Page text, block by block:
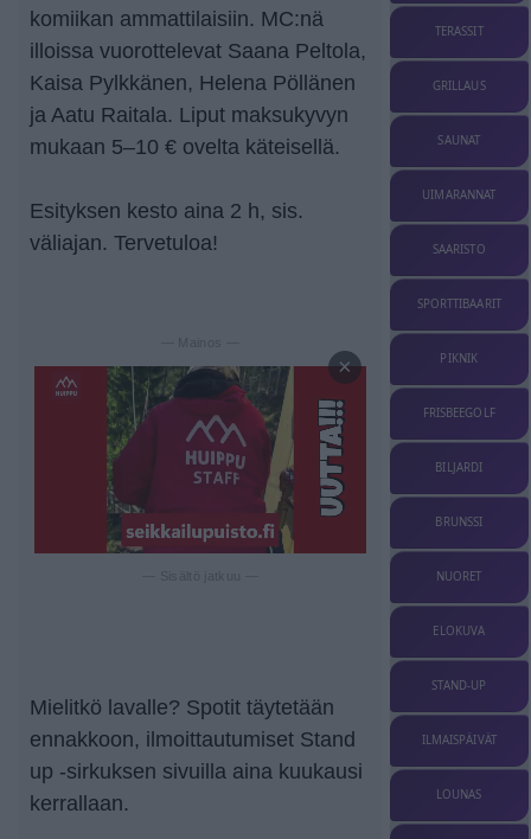
komiikan ammattilaisiin. MC:nä
illoissa vuorottelevat Saana Peltola,
Kaisa Pylkkänen, Helena Pöllänen
ja Aatu Raitala. Liput maksukyvyn
mukaan 5–10 € ovelta käteisellä.
Esityksen kesto aina 2 h, sis.
väliajan. Tervetuloa!
— Mainos —
×
Mielitkö lavalle? Spotit täytetään
ennakkoon, ilmoittautumiset Stand
up -sirkuksen sivuilla aina kuukausi
kerrallaan.
TERASSIT
GRILLAUS
SAUNAT
UIMARANNAT
SAARISTO
SPORTTIBAARIT
PIKNIK
FRISBEEGOLF
BILJARDI
BRUNSSI
NUORET
ELOKUVA
STAND-UP
ILMAISPÄIVÄT
LOUNAS